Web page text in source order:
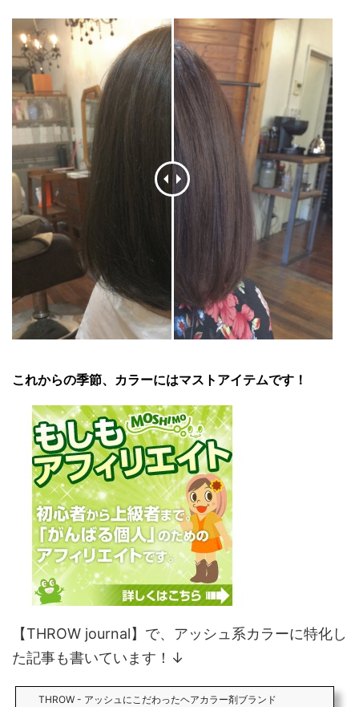
これからの季節、カラーにはマストアイテムです！
【THROW journal】で、アッシュ系カラーに特化し
た記事も書いています！↓
THROW - アッシュにこだわったヘアカラー剤ブランド